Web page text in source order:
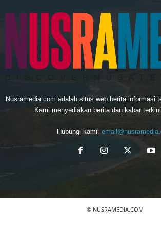
Nusramedia.com adalah situs web berita informasi
Kami menyediakan berita dan kabar
Hubungi kami:
© NUSRAMEDIA.COM